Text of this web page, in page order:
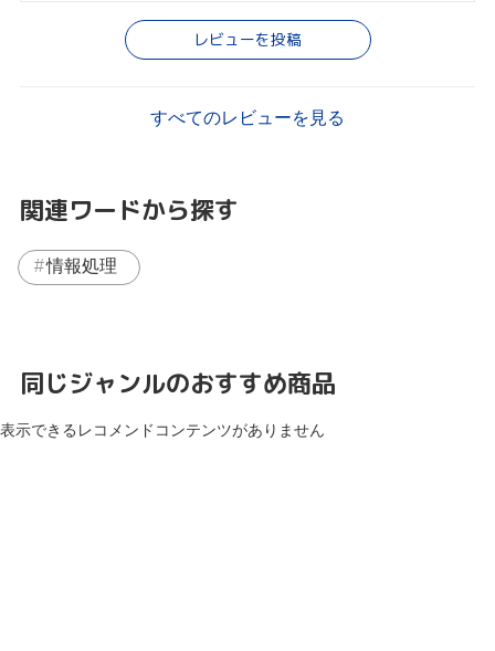
レビューを投稿
すべてのレビューを見る
関連ワードから探す
情報処理
同じジャンルのおすすめ商品
表示できるレコメンドコンテンツがありません